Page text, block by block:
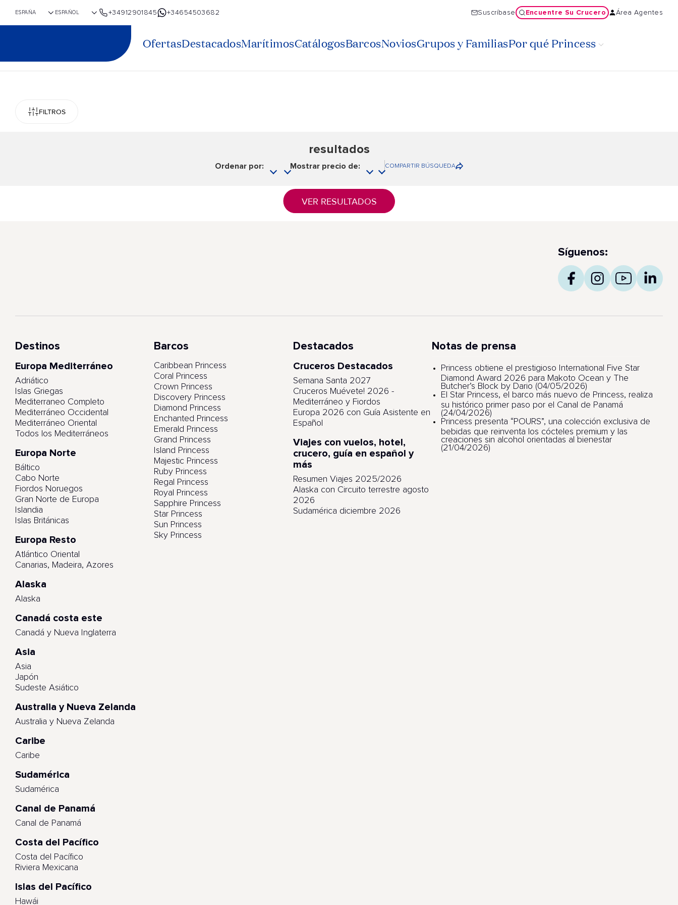
+34912901845 +34654503682 Suscríbase Encuentre Su Crucero Área Agentes
OfertasDestacadosMarítimosCatálogosBarcosNoviosGrupos y FamiliasPor qué Princess
FILTROS
resultados
Ordenar por: Mostrar precio de: COMPARTIR BÚSQUEDA
VER RESULTADOS
Síguenos:
Destinos
Europa Mediterráneo
Adriático
Islas Griegas
Mediterraneo Completo
Mediterráneo Occidental
Mediterráneo Oriental
Todos los Mediterráneos
Europa Norte
Báltico
Cabo Norte
Fiordos Noruegos
Gran Norte de Europa
Islandia
Islas Británicas
Europa Resto
Atlántico Oriental
Canarias, Madeira, Azores
Alaska
Alaska
Canadá costa este
Canadá y Nueva Inglaterra
Asia
Asia
Japón
Sudeste Asiático
Australia y Nueva Zelanda
Australia y Nueva Zelanda
Caribe
Caribe
Sudamérica
Sudamérica
Canal de Panamá
Canal de Panamá
Costa del Pacífico
Costa del Pacífico
Riviera Mexicana
Islas del Pacífico
Hawái
Barcos
Caribbean Princess
Coral Princess
Crown Princess
Discovery Princess
Diamond Princess
Enchanted Princess
Emerald Princess
Grand Princess
Island Princess
Majestic Princess
Ruby Princess
Regal Princess
Royal Princess
Sapphire Princess
Star Princess
Sun Princess
Sky Princess
Destacados
Cruceros Destacados
Semana Santa 2027
Cruceros Muévete! 2026 -
Mediterráneo y Fiordos
Europa 2026 con Guía Asistente en
Español
Viajes con vuelos, hotel,
crucero, guía en español y
más
Resumen Viajes 2025/2026
Alaska con Circuito terrestre agosto
2026
Sudamérica diciembre 2026
Notas de prensa
Princess obtiene el prestigioso International Five Star
Diamond Award 2026 para Makoto Ocean y The
Butcher’s Block by Dario (04/05/2026)
El Star Princess, el barco más nuevo de Princess, realiza
su histórico primer paso por el Canal de Panamá
(24/04/2026)
Princess presenta “POURS”, una colección exclusiva de
bebidas que reinventa los cócteles premium y las
creaciones sin alcohol orientadas al bienestar
(21/04/2026)